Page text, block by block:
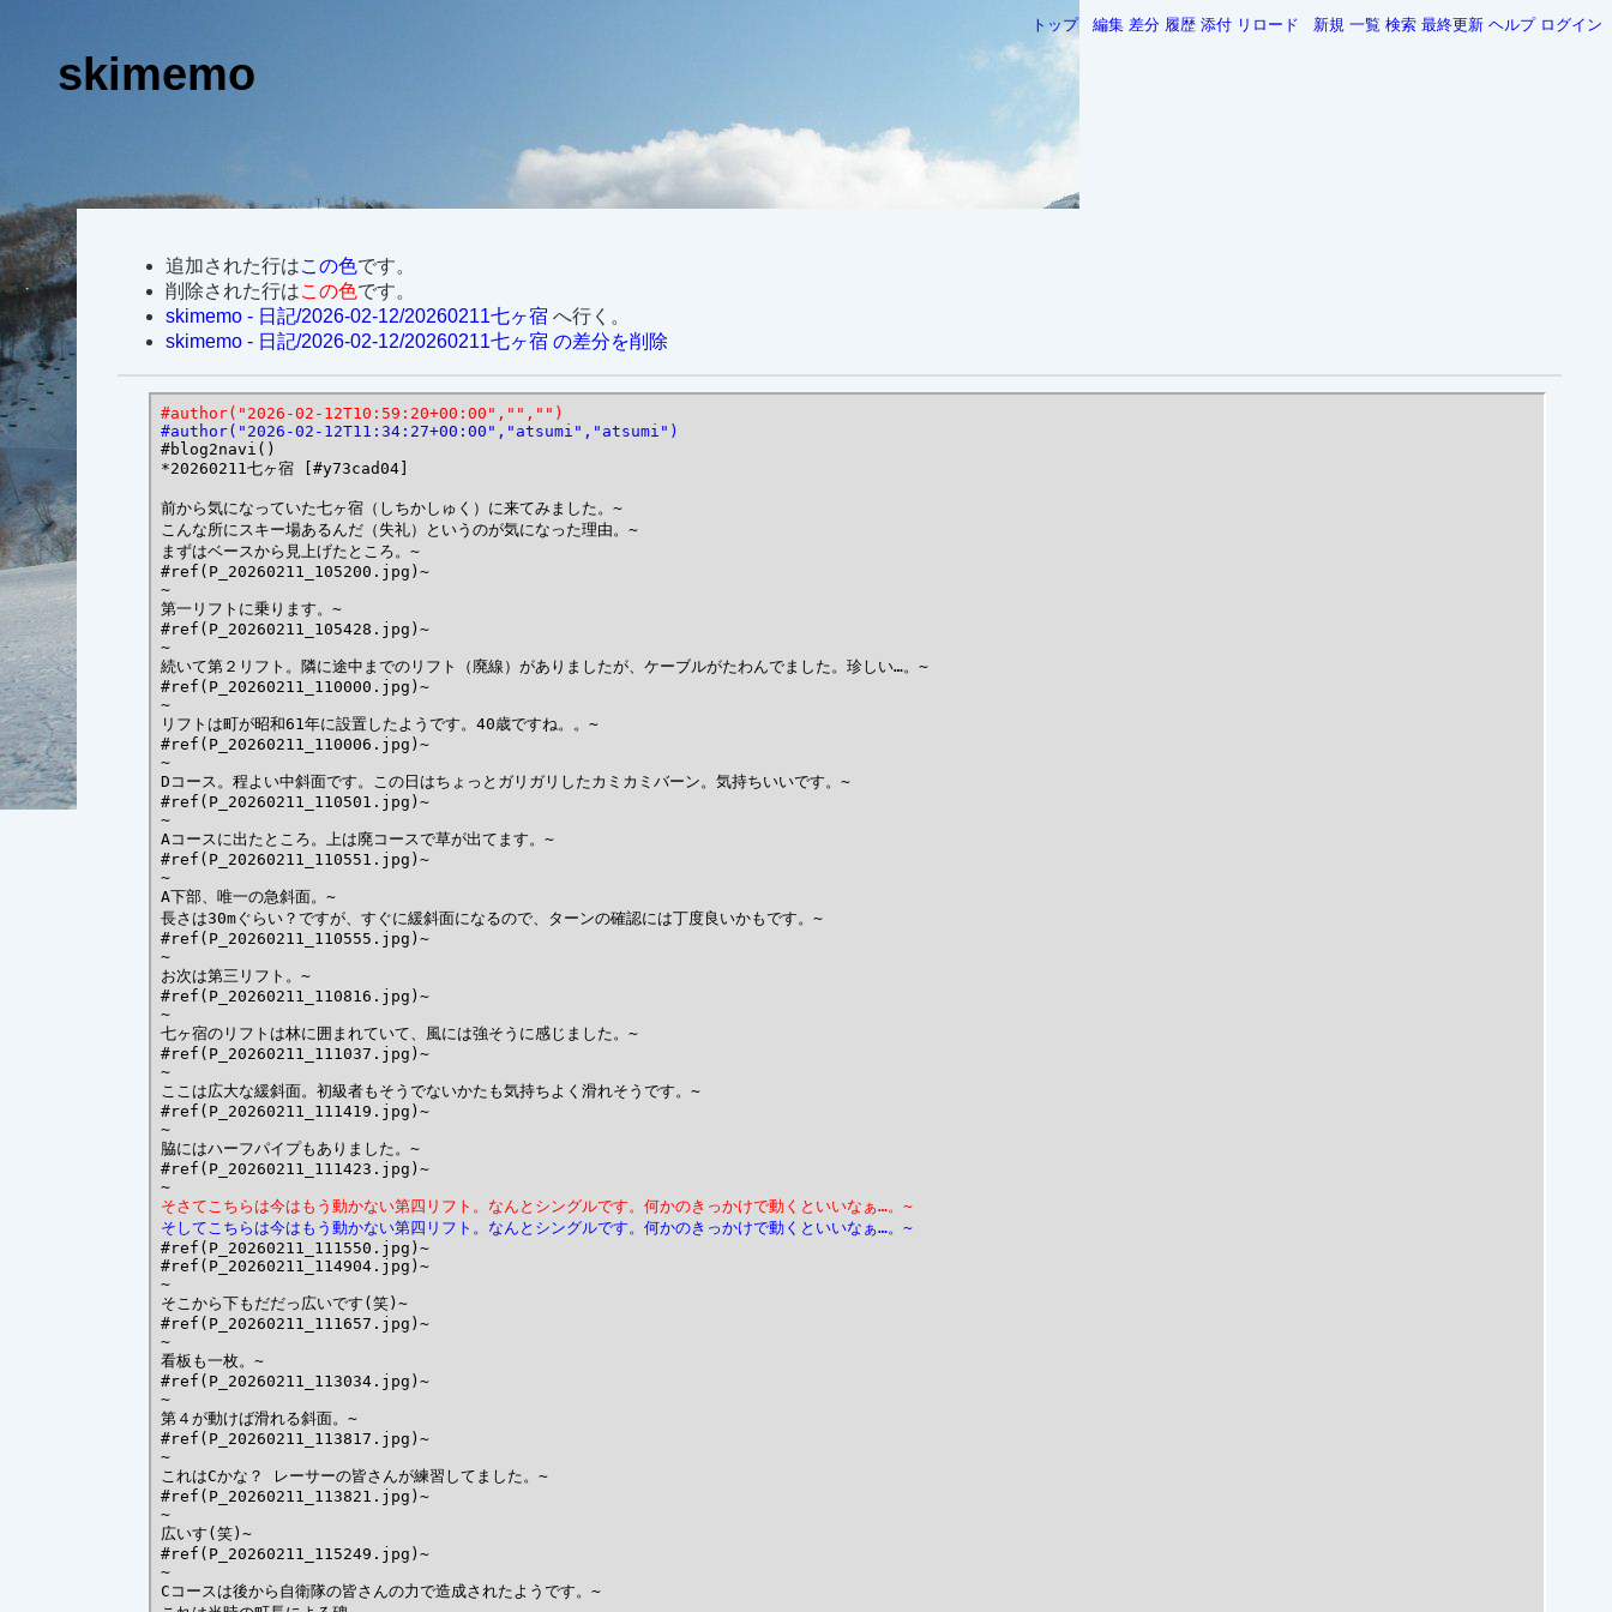
トップ 編集 差分 履歴 添付 リロード 新規 一覧 検索 最終更新 ヘルプ ログイン
skimemo
追加された行はこの色です。
削除された行はこの色です。
skimemo - 日記/2026-02-12/20260211七ヶ宿 へ行く。
skimemo - 日記/2026-02-12/20260211七ヶ宿 の差分を削除
#author("2026-02-12T10:59:20+00:00","","")
#author("2026-02-12T11:34:27+00:00","atsumi","atsumi")
#blog2navi()
*20260211七ヶ宿 [#y73cad04]
前から気になっていた七ヶ宿（しちかしゅく）に来てみました。~
こんな所にスキー場あるんだ（失礼）というのが気になった理由。~
まずはベースから見上げたところ。~
#ref(P_20260211_105200.jpg)~
~
第一リフトに乗ります。~
#ref(P_20260211_105428.jpg)~
~
続いて第２リフト。隣に途中までのリフト（廃線）がありましたが、ケーブルがたわんでました。珍しい…。~
#ref(P_20260211_110000.jpg)~
~
リフトは町が昭和61年に設置したようです。40歳ですね。。~
#ref(P_20260211_110006.jpg)~
~
Dコース。程よい中斜面です。この日はちょっとガリガリしたカミカミバーン。気持ちいいです。~
#ref(P_20260211_110501.jpg)~
~
Aコースに出たところ。上は廃コースで草が出てます。~
#ref(P_20260211_110551.jpg)~
~
A下部、唯一の急斜面。~
長さは30mぐらい？ですが、すぐに緩斜面になるので、ターンの確認には丁度良いかもです。~
#ref(P_20260211_110555.jpg)~
~
お次は第三リフト。~
#ref(P_20260211_110816.jpg)~
~
七ヶ宿のリフトは林に囲まれていて、風には強そうに感じました。~
#ref(P_20260211_111037.jpg)~
~
ここは広大な緩斜面。初級者もそうでないかたも気持ちよく滑れそうです。~
#ref(P_20260211_111419.jpg)~
~
脇にはハーフパイプもありました。~
#ref(P_20260211_111423.jpg)~
そさてこちらは今はもう動かない第四リフト。なんとシングルです。何かのきっかけで動くといいなぁ…。~
そしてこちらは今はもう動かない第四リフト。なんとシングルです。何かのきっかけで動くといいなぁ…。~
#ref(P_20260211_111550.jpg)~
#ref(P_20260211_114904.jpg)~
~
そこから下もだだっ広いです(笑)~
#ref(P_20260211_111657.jpg)~
~
看板も一枚。~
#ref(P_20260211_113034.jpg)~
~
第４が動けば滑れる斜面。~
#ref(P_20260211_113817.jpg)~
~
これはCかな？ レーサーの皆さんが練習してました。~
#ref(P_20260211_113821.jpg)~
~
広いす(笑)~
#ref(P_20260211_115249.jpg)~
~
Cコースは後から自衛隊の皆さんの力で造成されたようです。~